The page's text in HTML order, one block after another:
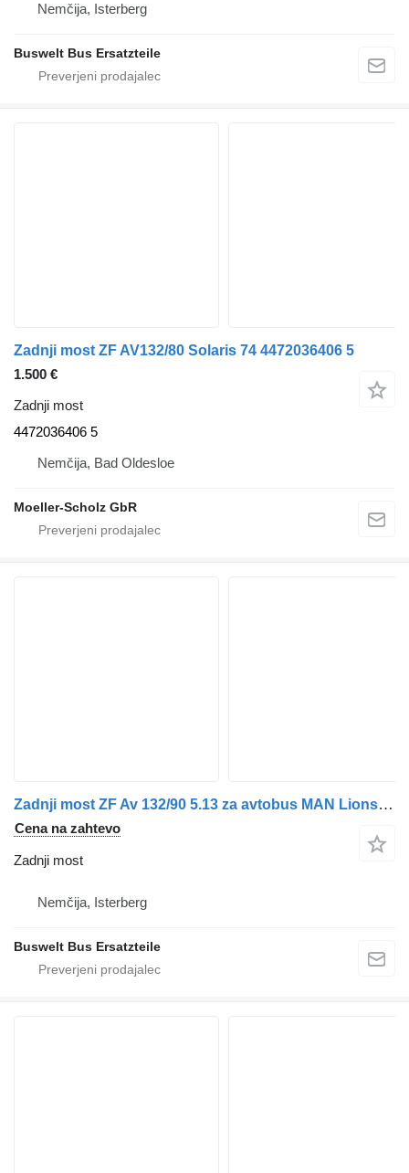
Nemčija, Isterberg
Buswelt Bus Ersatzteile
Zadnji most ZF AV132/80 Solaris 74 4472036406 5
1.500 €
Zadnji most
4472036406 5
Nemčija, Bad Oldesloe
Moeller-Scholz GbR
Zadnji most ZF Av 132/90 5.13 za avtobus MAN Lions City
Cena na zahtevo
Zadnji most
Nemčija, Isterberg
Buswelt Bus Ersatzteile